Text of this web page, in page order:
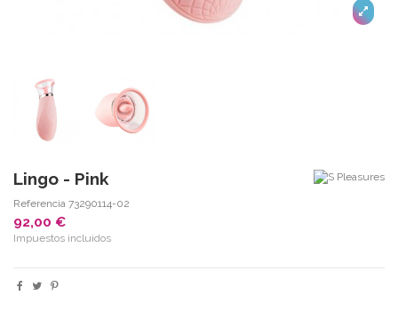
Lingo - Pink
Referencia 73290114-02
92,00 €
Impuestos incluidos